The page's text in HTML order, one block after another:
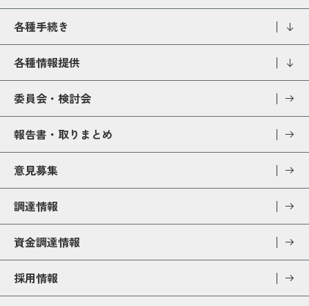
各種手続き
各種情報提供
委員会・検討会
報告書・取りまとめ
意見募集
調達情報
資金調達情報
採用情報